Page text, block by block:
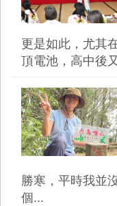
更是如此，尤其
頂電池，高中後
勝寒，平時我並
個...